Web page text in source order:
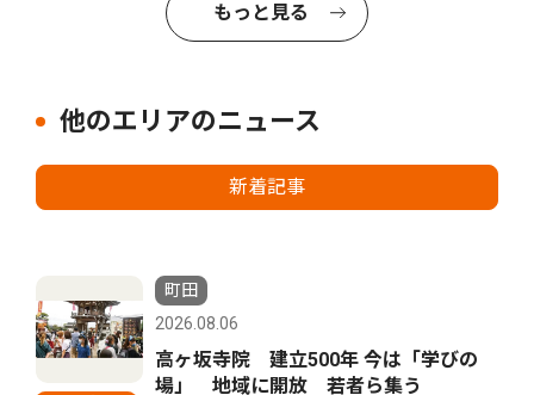
もっと見る
他のエリアのニュース
新着記事
町田
2026.08.06
高ヶ坂寺院 建立500年 今は「学びの
場」 地域に開放 若者ら集う